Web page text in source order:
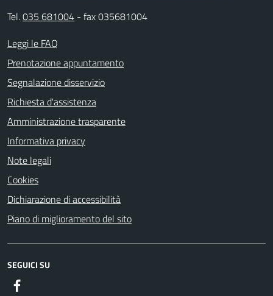
Tel.035 681004 - fax 035681004
Leggi le FAQ
Prenotazione appuntamento
Segnalazione disservizio
Richiesta d'assistenza
Amministrazione trasparente
Informativa privacy
Note legali
Cookies
Dichiarazione di accessibilità
Piano di miglioramento del sito
SEGUICI SU